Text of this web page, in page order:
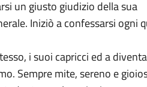
un giusto giudizio della sua
Iniziò a confessarsi ogni
i suoi capricci ed a
Sempre mite, sereno e